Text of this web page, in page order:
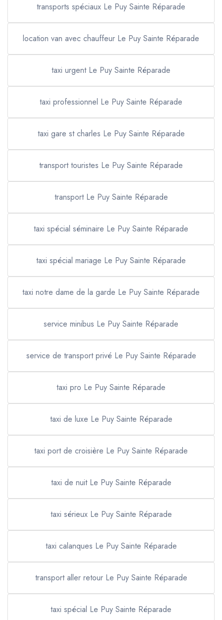
transports spéciaux Le Puy Sainte Réparade
location van avec chauffeur Le Puy Sainte Réparade
taxi urgent Le Puy Sainte Réparade
taxi professionnel Le Puy Sainte Réparade
taxi gare st charles Le Puy Sainte Réparade
transport touristes Le Puy Sainte Réparade
transport Le Puy Sainte Réparade
taxi spécial séminaire Le Puy Sainte Réparade
taxi spécial mariage Le Puy Sainte Réparade
taxi notre dame de la garde Le Puy Sainte Réparade
service minibus Le Puy Sainte Réparade
service de transport privé Le Puy Sainte Réparade
taxi pro Le Puy Sainte Réparade
taxi de luxe Le Puy Sainte Réparade
taxi port de croisière Le Puy Sainte Réparade
taxi de nuit Le Puy Sainte Réparade
taxi sérieux Le Puy Sainte Réparade
taxi calanques Le Puy Sainte Réparade
transport aller retour Le Puy Sainte Réparade
taxi spécial Le Puy Sainte Réparade